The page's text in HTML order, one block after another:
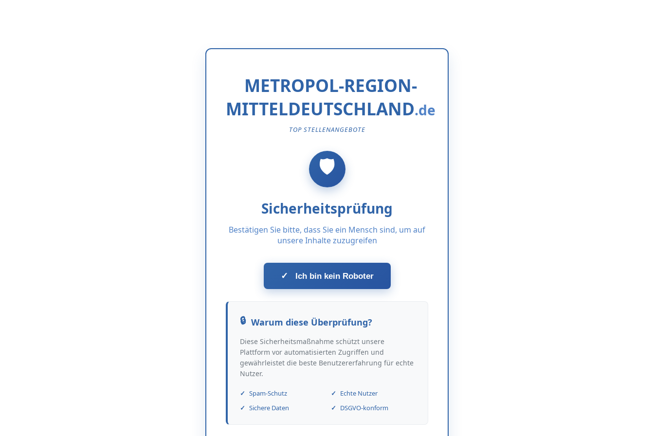
METROPOL-REGION-
MITTELDEUTSCHLAND
TOP STELLENANGEBOTE
Sicherheitsprüfung
Bestätigen Sie bitte, dass Sie ein Mensch sind, um auf
unsere Inhalte zuzugreifen
✓ Ich bin kein Roboter
Warum diese Überprüfung?
Diese Sicherheitsmaßnahme schützt unsere
Plattform vor automatisierten Zugriffen und
gewährleistet die beste Benutzererfahrung für echte
Nutzer.
Spam-Schutz
Echte Nutzer
Sichere Daten
DSGVO-konform